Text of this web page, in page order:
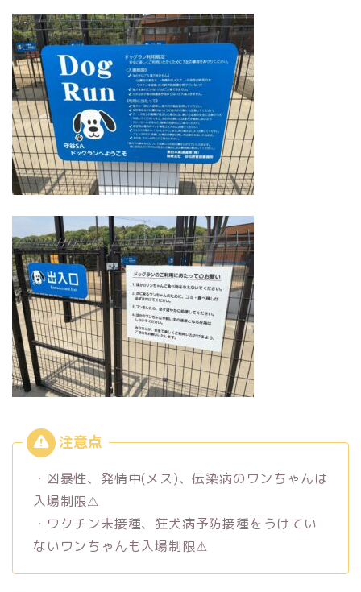
・凶暴性、発情中(メス)、伝染病のワンちゃんは
入場制限⚠︎
・ワクチン未接種、狂犬病予防接種をうけてい
ないワンちゃんも入場制限⚠︎